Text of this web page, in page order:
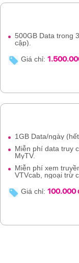
500GB Data trong
cập).
Giá chỉ:
1GB Data/ngày
Miễn phí data truy
MyTV.
Miễn phí xem
VTVcab, ngoại trừ
Giá chỉ: 100.000